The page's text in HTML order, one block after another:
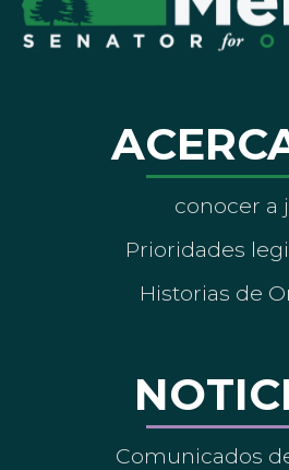
conocer a
Prioridades
Historias de
Comunicados